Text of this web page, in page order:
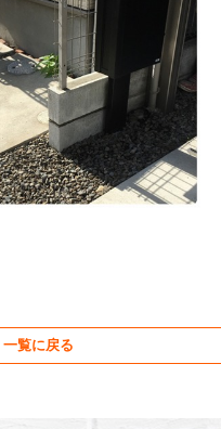
一覧に戻る